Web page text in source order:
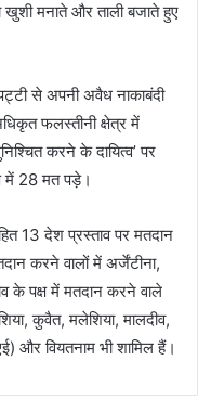
खुशी मनाते और ताली बजाते हुए
से अपनी अवैध नाकाबंदी
फलस्तीनी क्षेत्र में
करने के दायित्व’ पर
में 28 मत पड़े।
13 देश प्रस्ताव पर मतदान
करने वालों में अर्जेंटीना,
के पक्ष में मतदान करने वाले
कुवैत, मलेशिया, मालदीव,
और वियतनाम भी शामिल हैं।